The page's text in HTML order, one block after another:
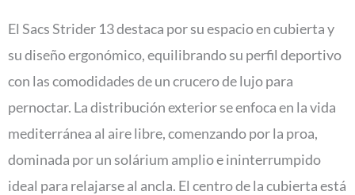
El Sacs Strider 13 destaca por su espacio en cubierta y
su diseño ergonómico, equilibrando su perfil deportivo
con las comodidades de un crucero de lujo para
pernoctar. La distribución exterior se enfoca en la vida
mediterránea al aire libre, comenzando por la proa,
dominada por un solárium amplio e ininterrumpido
ideal para relajarse al ancla. El centro de la cubierta está